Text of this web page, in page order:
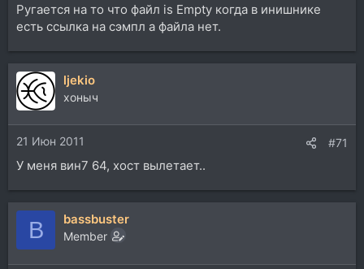
Ругается на то что файл is Empty когда в инишнике
есть ссылка на сэмпл а файла нет.
ljekio
хоныч
21 Июн 2011 #71
У меня вин7 64, хост вылетает..
B bassbuster
Member